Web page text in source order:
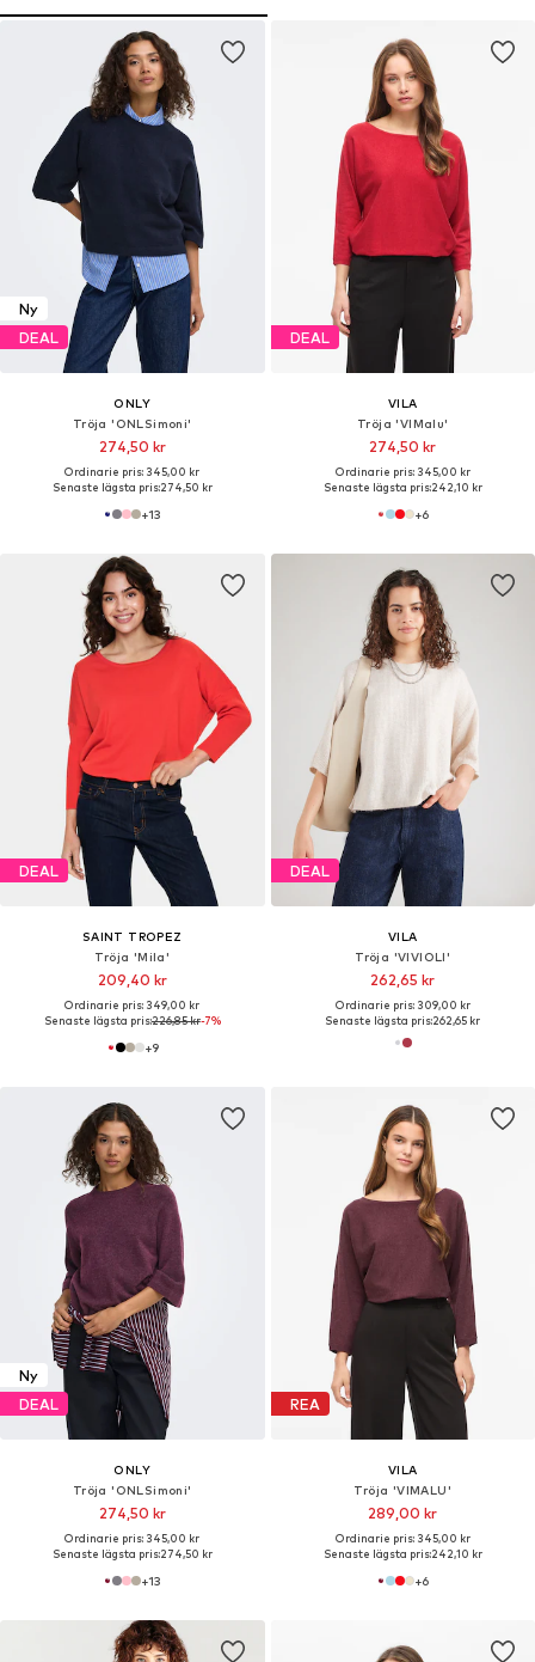
Ny
DEAL
ONLY
Tröja 'ONLSimoni'
274,50 kr
Ordinarie pris: 345,00 kr
Senaste lägsta pris:274,50 kr
+13
DEAL
VILA
Tröja 'VIMalu'
274,50 kr
Ordinarie pris: 345,00 kr
Senaste lägsta pris:242,10 kr
+6
DEAL
SAINT TROPEZ
Tröja 'Mila'
209,40 kr
Ordinarie pris: 349,00 kr
Senaste lägsta pris:226,85 kr-7%
+9
DEAL
VILA
Tröja 'VIVIOLI'
262,65 kr
Ordinarie pris: 309,00 kr
Senaste lägsta pris:262,65 kr
Ny
DEAL
ONLY
Tröja 'ONLSimoni'
274,50 kr
Ordinarie pris: 345,00 kr
Senaste lägsta pris:274,50 kr
+13
REA
VILA
Tröja 'VIMALU'
289,00 kr
Ordinarie pris: 345,00 kr
Senaste lägsta pris:242,10 kr
+6